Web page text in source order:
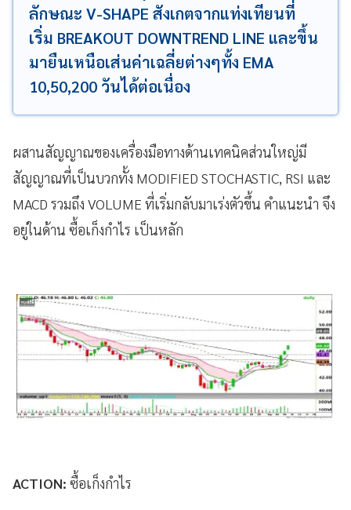
ลักษณะ V-SHAPE สังเกตจากแท่งเทียนที่
เริ่ม BREAKOUT DOWNTREND LINE และขึ้น
มายืนเหนือเส่นค่าเฉลี่ยต่างๆทั้ง EMA
10,50,200 วันได้ต่อเนื่อง
ผสานสัญญาณของเครื่องมือทางด้านเทคนิคส่วนใหญ่มี
สัญญาณที่เป็นบวกทั้ง MODIFIED STOCHASTIC, RSI และ
MACD รวมถึง VOLUME ที่เริ่มกลับมาเร่งตัวขึ้น คำแนะนำ จึง
อยู่ในด้าน ซื้อเก็งกำไร เป็นหลัก
ACTION: ซื้อเก็งกำไร